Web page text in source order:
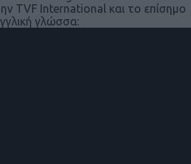
TVF International και το επίσημο
γλώσσα: